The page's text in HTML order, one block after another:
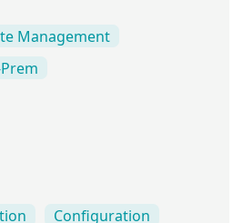
Management
Prem
Configuration